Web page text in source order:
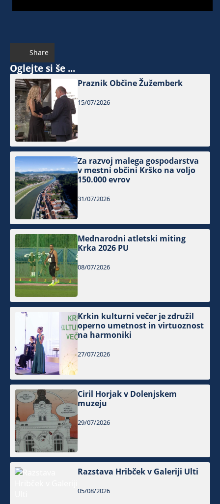
Share
Oglejte si še ...
Praznik Občine Žužemberk
15/07/2026
Za razvoj malega gospodarstva
v mestni občini Krško na voljo
150.000 evrov
31/07/2026
Mednarodni atletski miting
Krka 2026 PU
08/07/2026
Krkin kulturni večer je združil
operno umetnost in virtuoznost
na harmoniki
27/07/2026
Ciril Horjak v Dolenjskem
muzeju
29/07/2026
Razstava Hribček v Galeriji Ulti
05/08/2026